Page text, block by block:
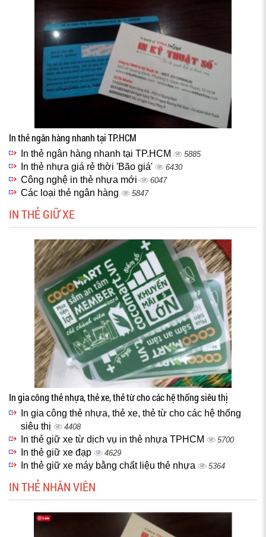
In thẻ ngân hàng nhanh tại TP.HCM
In thẻ ngân hàng nhanh tại TP.HCM 5885
In thẻ nhựa giá rẻ thời 'Bão giá' 6430
Công nghệ in thẻ nhựa mới 6047
Các loại thẻ ngân hàng 5847
IN THẺ GIỮ XE
In gia công thẻ nhựa, thẻ xe, thẻ từ cho các hệ thống siêu thị
In gia công thẻ nhựa, thẻ xe, thẻ từ cho các hệ thống
siêu thị
4408
In thẻ giữ xe từ dịch vụ in thẻ nhựa TPHCM 5700
In thẻ giữ xe đạp 4629
In thẻ giữ xe máy bằng chất liệu thẻ nhựa 5364
IN THẺ NHÂN VIÊN